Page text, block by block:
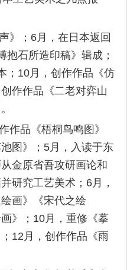
》；6月，在日本返回
抱石所造印稿》辑成；
；10月，创作作品《仿
作作品《二老对弈山
作品《梧桐鸟鸣图》
图》；5月，入读于东
金原省吾攻研画论和
研究工艺美术；6月，
画》《宋代之绘
》；10月，重修《摹
12月，创作作品《雨